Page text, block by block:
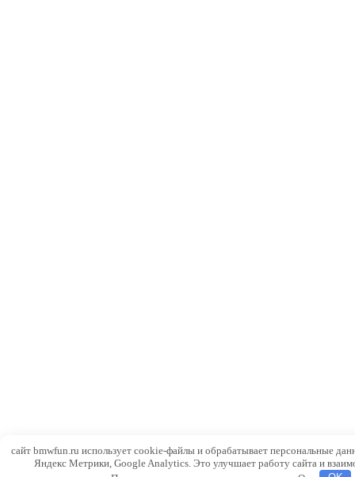
сайт bmwfun.ru использует cookie-файлы и обрабатывает персональные
Яндекс Метрики, Google Analytics. Это улучшает работу сайта и